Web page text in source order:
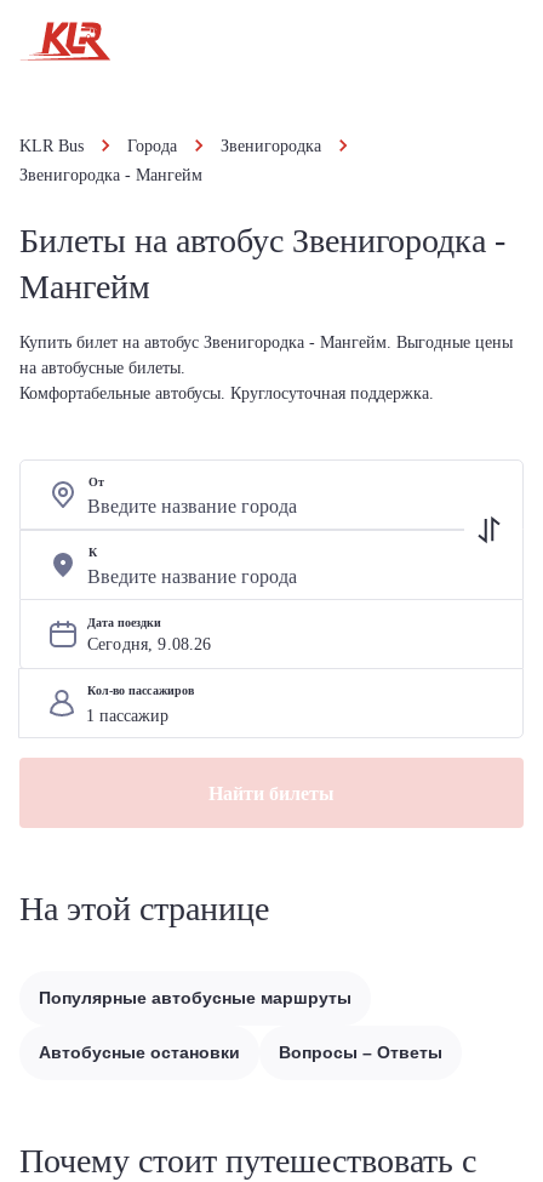
KLR Bus Города
Звенигородка
Звенигородка - Мангейм
Билеты на автобус Звенигородка -
Мангейм
Купить билет на автобус Звенигородка - Мангейм. Выгодные цены
на автобусные билеты.
Комфортабельные автобусы. Круглосуточная поддержка.
От
К
Дата поездки
Сегодня, 9.08.26
Кол-во пассажиров
Найти билеты
На этой странице
Популярные автобусные маршруты
Автобусные остановки Вопросы – Ответы
Почему стоит путешествовать с